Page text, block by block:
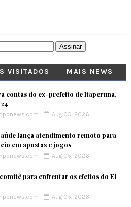
VISITADOS MAIS NEWS
contas do ex-prefeito de Itaperuna,
Aug 05, 2026
lança atendimento remoto para
em apostas e jogos
Aug 05, 2026
para enfrentar os efeitos do El
Aug 05, 2026